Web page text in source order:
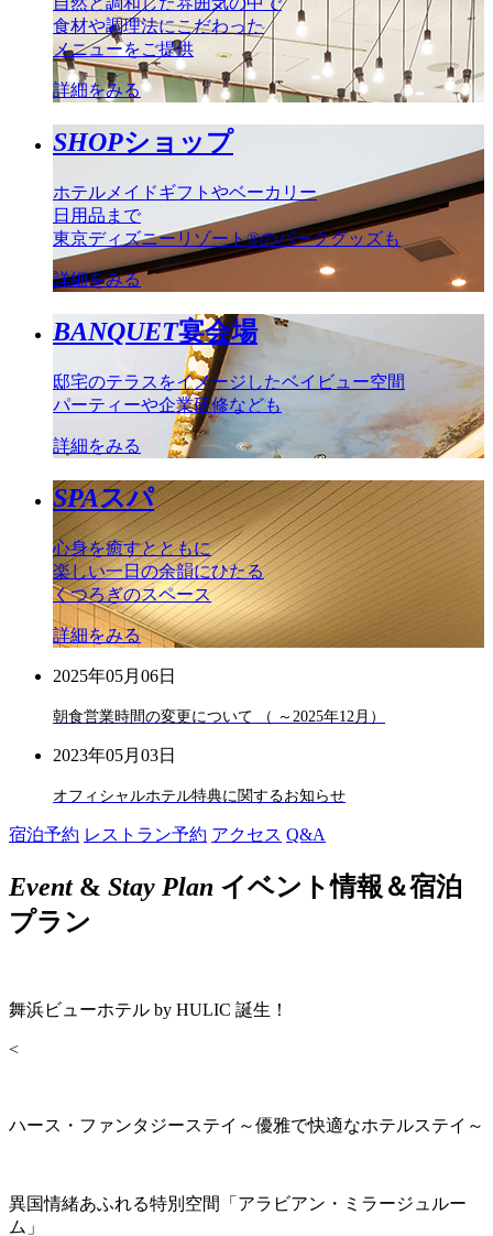
食材や調理法にこだわった
メニューをご提供
詳細をみる
SHOPショップ
ホテルメイドギフトやベーカリー
日用品まで
東京ディズニーリゾート®のパークグッズも
詳細をみる
BANQUET宴会場
邸宅のテラスをイメージしたベイビュー空間
パーティーや企業研修なども
詳細をみる
SPAスパ
心身を癒すとともに
楽しい一日の余韻にひたる
くつろぎのスペース
詳細をみる
2025年05月06日
朝食営業時間の変更について （ ～2025年12月）
2023年05月03日
オフィシャルホテル特典に関するお知らせ
宿泊予約 レストラン予約 アクセス Q&A
Event& Stay Plan イベント情報＆宿泊
プラン
舞浜ビューホテル by HULIC 誕生！
<
ハース・ファンタジーステイ～優雅で快適なホテルステイ～
異国情緒あふれる特別空間「アラビアン・ミラージュルー
ム」